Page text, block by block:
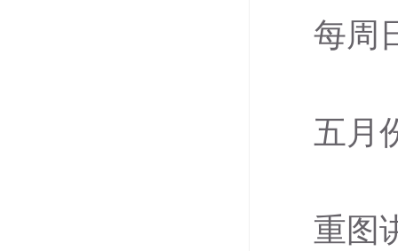
每周
五月
重图